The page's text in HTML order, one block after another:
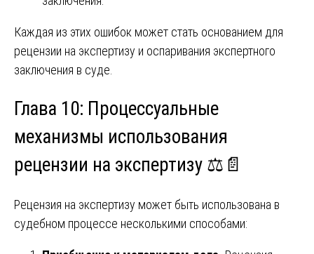
Каждая из этих ошибок может стать основанием для
рецензии на экспертизу и оспаривания экспертного
заключения в суде.
Глава 10: Процессуальные
механизмы использования
рецензии на экспертизу ⚖️📄
Рецензия на экспертизу может быть использована в
судебном процессе несколькими способами: